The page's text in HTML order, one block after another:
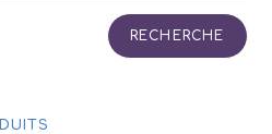
RECHERCHE